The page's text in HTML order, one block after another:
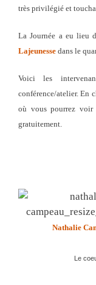
très privilégié et
La Journée a eu lieu
Lajeunesse dans le
Voici les
conférence/atelier. En
où vous pourrez
gratuitement.
Nathalie
Le